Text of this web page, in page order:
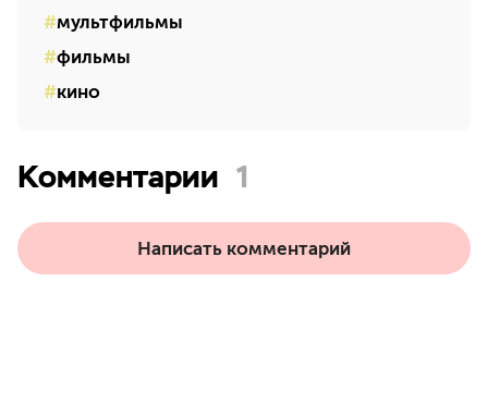
мультфильмы
фильмы
кино
Комментарии 1
Написать комментарий